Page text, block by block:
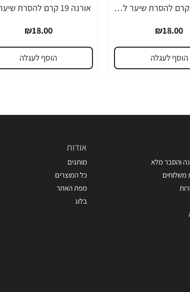
אורנה 19 קרם להסרת שיער לקו הביקיני 90 מ"ל
₪18.00
הוסף לעגלה
₪18.00
הוסף לעגלה
והסבר מלא
משלוחים
אודות
מותגים
כל המוצרים
מפת האתר
בלוג